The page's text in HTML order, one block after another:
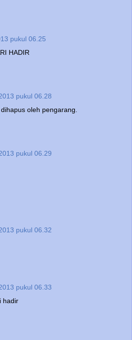
pukul 06.25
HADIR
pukul 06.28
oleh pengarang.
pukul 06.29
pukul 06.32
pukul 06.33
hadir